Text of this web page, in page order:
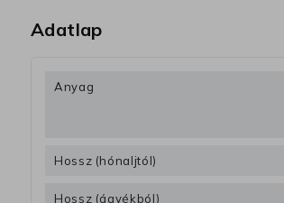
Adatlap
Anyag
Hossz (hónaljtól)
Hossz (ágyékból)